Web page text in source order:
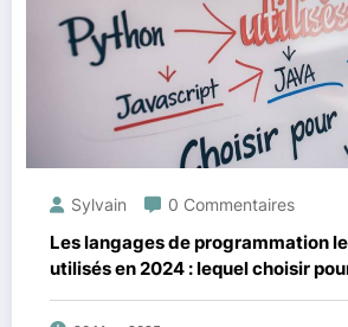
Sylvain 0 Commentaires
Les langages de programmation
utilisés en 2024 : lequel choisir